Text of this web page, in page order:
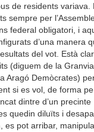
de residents variava.
sempre per
federal obligatori, i
d’una manera
del vot. Està
(diguem de la
Aragó Demòcrates)
si es vol, de forma
dintre d’un precinte
quedin diluïts i
es pot arribar,